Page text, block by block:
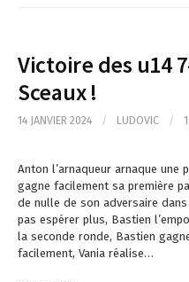
Victoire des u14
Sceaux !
14 JANVIER 2024 / LUDOVIC /
Anton l’arnaqueur arnaque une
gagne facilement sa première
de nulle de son adversaire
pas espérer plus, Bastien
la seconde ronde, Bastien
facilement, Vania réalise…